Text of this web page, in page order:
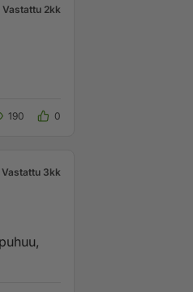
Vastattu 2kk
190 0
Vastattu 3kk